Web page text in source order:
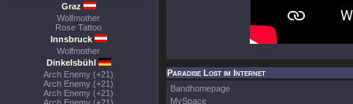
Graz
Wolfmother
Rose Tattoo
Innsbruck
Wolfmother
Dinkelsbühl
Arch Enemy (+21)
Arch Enemy (+21)
Arch Enemy (+21)
Paradise Lost im Internet
Bandhomepage
MySpace